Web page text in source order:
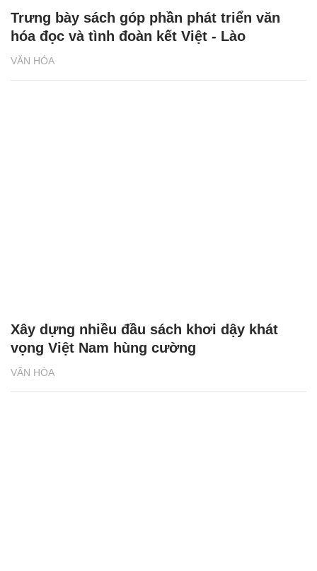
VĂN HÓA
Trưng bày sách góp phần phát triển văn
hóa đọc và tình đoàn kết Việt - Lào
VĂN HÓA
Xây dựng nhiều đầu sách khơi dậy khát
vọng Việt Nam hùng cường